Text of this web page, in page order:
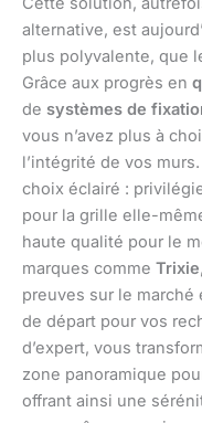
alternative, est
plus polyvalente, que
Grâce aux progrès en
de systèmes de
vous n’avez plus à
l’intégrité de vos
choix éclairé :
pour la grille elle-
haute qualité pour le
marques comme Trixie,
preuves sur le
de départ pour vos
d’expert, vous
zone panoramique
offrant ainsi une